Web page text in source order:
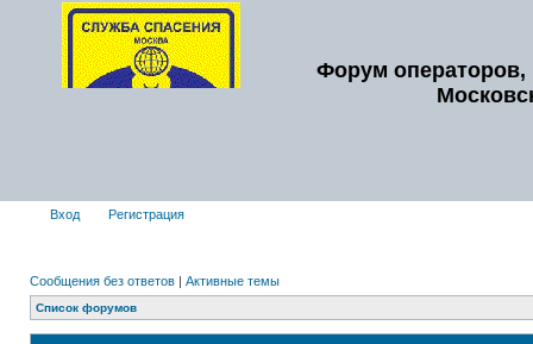
Форум операторов,
Вход Регистрация
Сообщения без ответов | Активные темы
Список форумов